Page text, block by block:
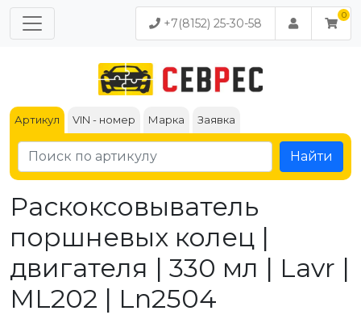
+7(8152) 25-30-58
Артикул VIN - номер Марка Заявка
Найти
Раскоксовыватель
поршневых колец |
двигателя | 330 мл | Lavr |
ML202 | Ln2504